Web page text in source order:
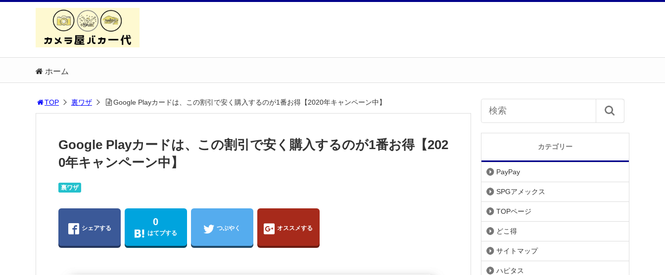
ホーム
TOP 裏ワザ Google Playカードは、この割引で安く購入するのが1番お得【2020年キャンペーン中】
Google Playカードは、この割引で安く購入するのが1番お得【202
0年キャンペーン中】
裏ワザ
シェアする
0
はてブする
つぶやく オススメする
カテゴリー
PayPay
SPGアメックス
TOPページ
どこ得
サイトマップ
ハピタス